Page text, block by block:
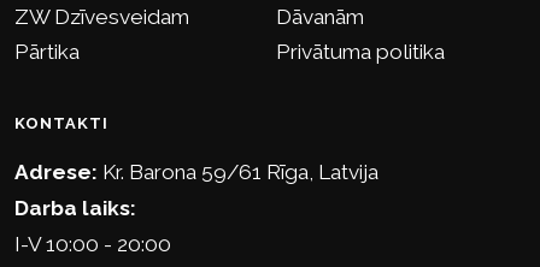
ZW Dzīvesveidam
Dāvanām
Pārtika
Privātuma politika
KONTAKTI
Adrese: Kr. Barona 59/61 Rīga, Latvija
Darba laiks:
I-V 10:00 - 20:00